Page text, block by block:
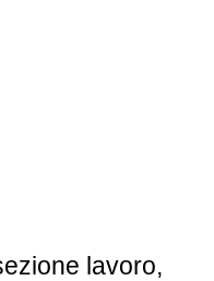
lavoro,